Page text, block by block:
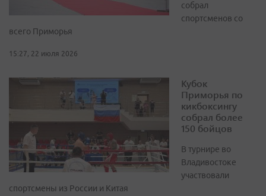
собрал
спортсменов со
всего Приморья
15:27, 22 июля 2026
Кубок
Приморья по
кикбоксингу
собрал более
150 бойцов
В турнире во
Владивостоке
участвовали
спортсмены из России и Китая